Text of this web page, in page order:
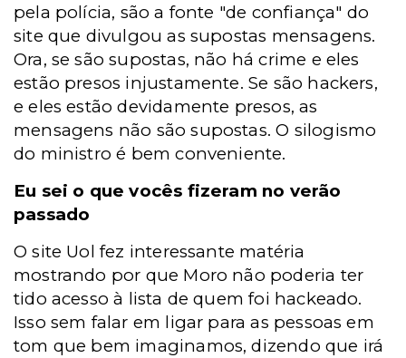
pela polícia, são a fonte "de confiança" do
site que divulgou as supostas mensagens.
Ora, se são supostas, não há crime e eles
estão presos injustamente. Se são hackers,
e eles estão devidamente presos, as
mensagens não são supostas. O silogismo
do ministro é bem conveniente.
Eu sei o que vocês fizeram no verão
passado
O site Uol fez interessante matéria
mostrando por que Moro não poderia ter
tido acesso à lista de quem foi hackeado.
Isso sem falar em ligar para as pessoas em
tom que bem imaginamos, dizendo que irá